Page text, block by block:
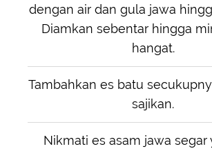
dengan air dan gula jawa
Diamkan sebentar hingga
hangat.
Tambahkan es batu
sajikan.
Nikmati es asam jawa segar